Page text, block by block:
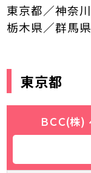
東京都／神奈
栃木県／群馬県
東京都
ＢＣＣ(株